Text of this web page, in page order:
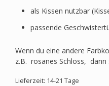
als Kissen nutzbar
passende
Wenn du eine andere
z.B. rosanes Schloss, dann
Lieferzeit: 14-21 Tage